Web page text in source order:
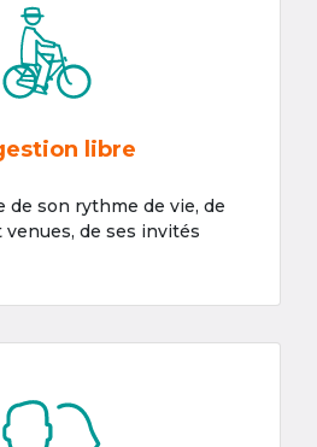
libre
de son rythme de vie, de
venues, de ses invités